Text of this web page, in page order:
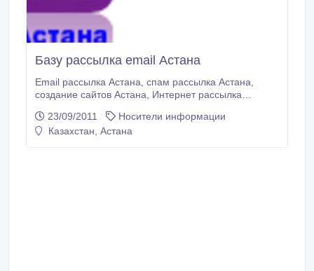
Базу рассылка email Астана
Email рассылка Астана, спам рассылка Астана,
создание сайтов Астана, Интернет рассылка
недорого в Астане, сайты за 25 000 тенге,
рекламные спам рассылки Астана, массовые
23/09/2011
Носители информации
Казахстан, Астана